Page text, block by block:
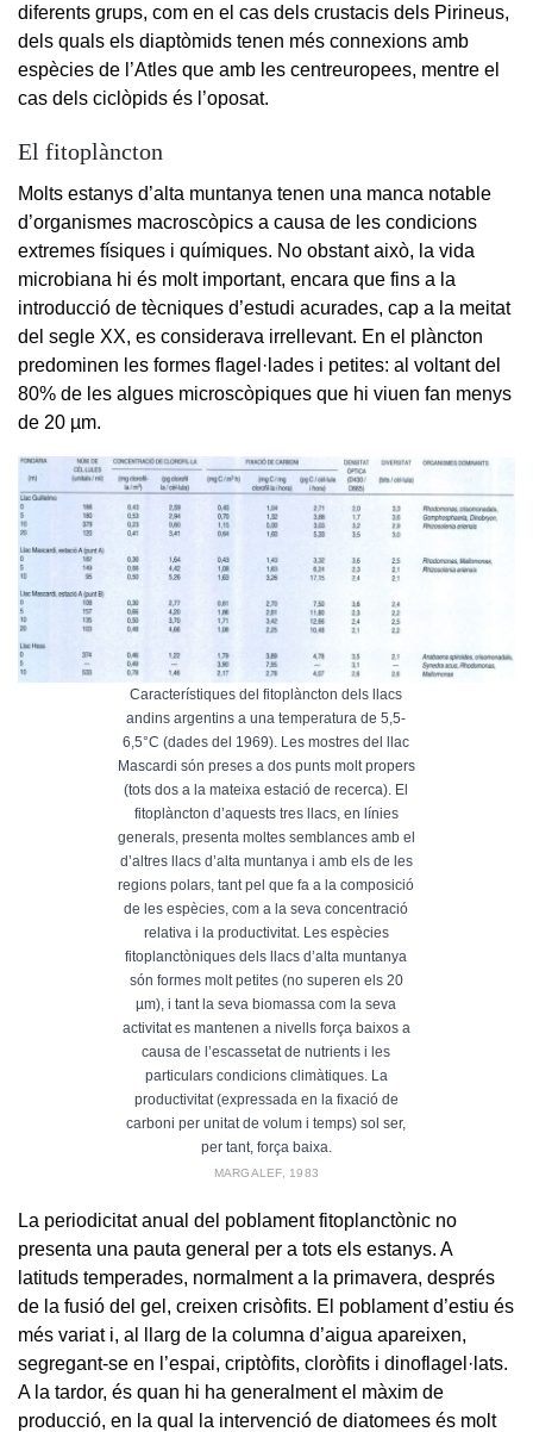
diferents grups, com en el cas dels crustacis dels Pirineus,
dels quals els diaptòmids tenen més connexions amb
espècies de l’Atles que amb les centreuropees, mentre el
cas dels ciclòpids és l’oposat.
El fitoplàncton
Molts estanys d’alta muntanya tenen una manca notable
d’organismes macroscòpics a causa de les condicions
extremes físiques i químiques. No obstant això, la vida
microbiana hi és molt important, encara que fins a la
introducció de tècniques d’estudi acurades, cap a la meitat
del segle XX, es considerava irrellevant. En el plàncton
predominen les formes flagel·lades i petites: al voltant del
80% de les algues microscòpiques que hi viuen fan menys
de 20 µm.
Característiques del fitoplàncton dels llacs
andins argentins a una temperatura de 5,5-
6,5°C (dades del 1969). Les mostres del llac
Mascardi són preses a dos punts molt propers
(tots dos a la mateixa estació de recerca). El
fitoplàncton d’aquests tres llacs, en línies
generals, presenta moltes semblances amb el
d’altres llacs d’alta muntanya i amb els de les
regions polars, tant pel que fa a la composició
de les espècies, com a la seva concentració
relativa i la productivitat. Les espècies
fitoplanctòniques dels llacs d’alta muntanya
són formes molt petites (no superen els 20
µm), i tant la seva biomassa com la seva
activitat es mantenen a nivells força baixos a
causa de l’escassetat de nutrients i les
particulars condicions climàtiques. La
productivitat (expressada en la fixació de
carboni per unitat de volum i temps) sol ser,
per tant, força baixa.
MARGALEF, 1983
La periodicitat anual del poblament fitoplanctònic no
presenta una pauta general per a tots els estanys. A
latituds temperades, normalment a la primavera, després
de la fusió del gel, creixen crisòfits. El poblament d’estiu és
més variat i, al llarg de la columna d’aigua apareixen,
segregant-se en l’espai, criptòfits, cloròfits i dinoflagel·lats.
A la tardor, és quan hi ha generalment el màxim de
producció, en la qual la intervenció de diatomees és molt